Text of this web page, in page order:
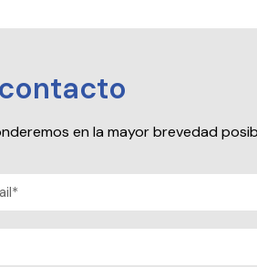
en la mayor brevedad